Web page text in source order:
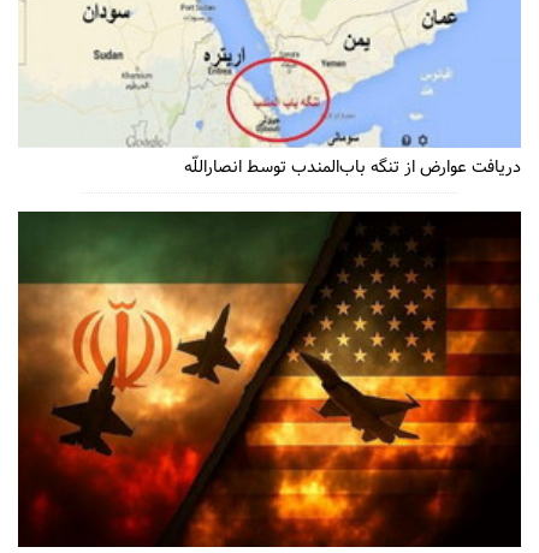
دریافت عوارض از تنگه باب‌المندب توسط انصاراللّه